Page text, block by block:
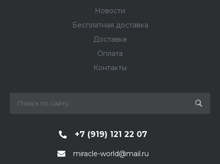
Новости
Бесплатная доставка
Доставка
Оплата
Контакты
+7 (919) 121 22 07
miracle-world@mail.ru